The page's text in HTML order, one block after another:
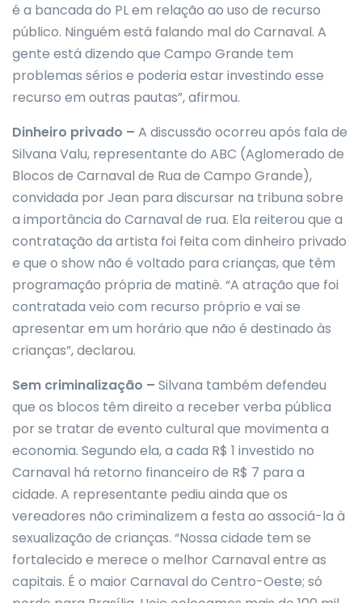
é a bancada do PL em relação ao uso de recurso
público. Ninguém está falando mal do Carnaval. A
gente está dizendo que Campo Grande tem
problemas sérios e poderia estar investindo esse
recurso em outras pautas”, afirmou.
Dinheiro privado – A discussão ocorreu após fala de
Silvana Valu, representante do ABC (Aglomerado de
Blocos de Carnaval de Rua de Campo Grande),
convidada por Jean para discursar na tribuna sobre
a importância do Carnaval de rua. Ela reiterou que a
contratação da artista foi feita com dinheiro privado
e que o show não é voltado para crianças, que têm
programação própria de matinê. “A atração que foi
contratada veio com recurso próprio e vai se
apresentar em um horário que não é destinado às
crianças”, declarou.
Sem criminalização – Silvana também defendeu
que os blocos têm direito a receber verba pública
por se tratar de evento cultural que movimenta a
economia. Segundo ela, a cada R$ 1 investido no
Carnaval há retorno financeiro de R$ 7 para a
cidade. A representante pediu ainda que os
vereadores não criminalizem a festa ao associá-la à
sexualização de crianças. “Nossa cidade tem se
fortalecido e merece o melhor Carnaval entre as
capitais. É o maior Carnaval do Centro-Oeste; só